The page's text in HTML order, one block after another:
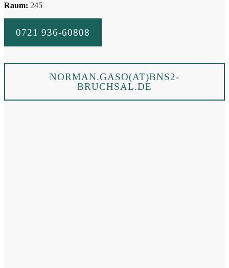
Raum: 245
0721 936-60808
NORMAN.GASO(AT)BNS2-
BRUCHSAL.DE